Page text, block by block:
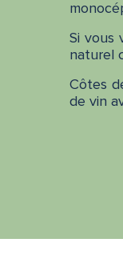
Si vous
naturel
Côtes
de vin